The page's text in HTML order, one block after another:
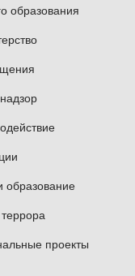
образования
образование
проекты